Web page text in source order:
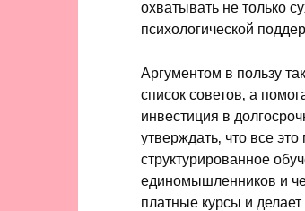
охватывать не только
психологической
Аргументом в пользу
список советов‚ а
инвестиция в
утверждать‚ что все
структурированное
единомышленников и
платные курсы и